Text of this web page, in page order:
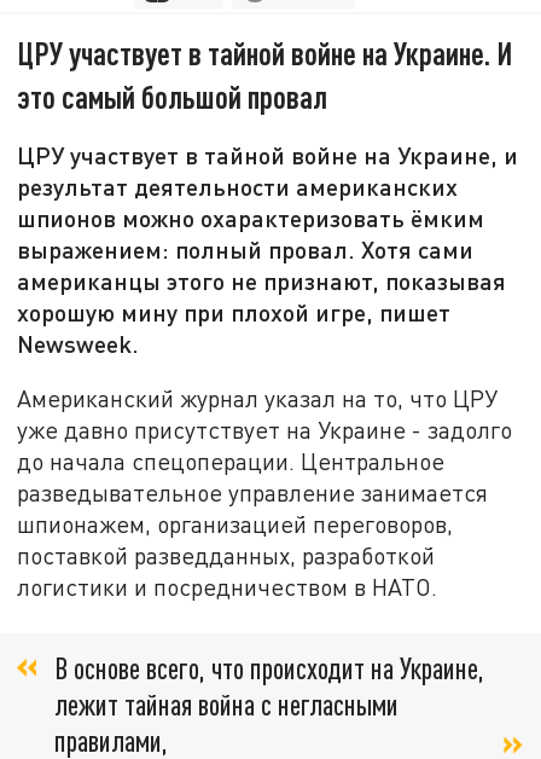
ЦРУ участвует в тайной войне на Украине. И
это самый большой провал
ЦРУ участвует в тайной войне на Украине, и
результат деятельности американских
шпионов можно охарактеризовать ёмким
выражением: полный провал. Хотя сами
американцы этого не признают, показывая
хорошую мину при плохой игре, пишет
Newsweek.
Американский журнал указал на то, что ЦРУ
уже давно присутствует на Украине - задолго
до начала спецоперации. Центральное
разведывательное управление занимается
шпионажем, организацией переговоров,
поставкой разведданных, разработкой
логистики и посредничеством в НАТО.
В основе всего, что происходит на Украине,
лежит тайная война с негласными
правилами,